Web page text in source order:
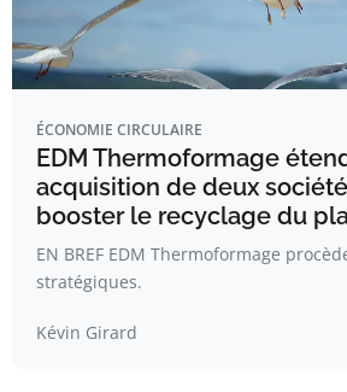
ÉCONOMIE CIRCULAIRE
EDM Thermoformage
acquisition de deux
booster le recyclage du
EN BREF EDM Thermoformage
stratégiques.
Kévin Girard